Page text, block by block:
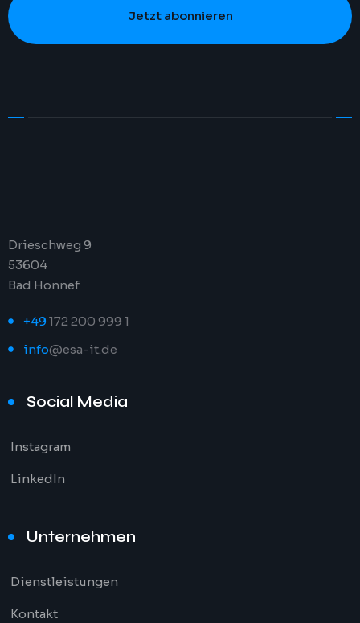
Jetzt abonnieren
Drieschweg 9
53604
Bad Honnef
+49172 200 999 1
info@esa-it.de
Social Media
Instagram
LinkedIn
Unternehmen
Dienstleistungen
Kontakt